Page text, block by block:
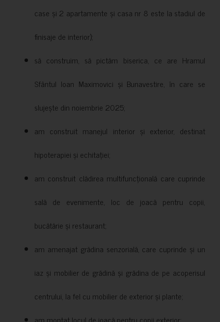
case și 2 apartamente și casa nr 8 este la stadiul de
finisaje de interior);
să construim, să pictăm biserica, ce are Hramul
Sfântul Ioan Maximovici și Bunavestire, în care se
slujește din noiembrie 2025;
am construit manejul interior și exterior, destinat
hipoterapiei și echitației;
am construit clădirea multifuncțională care cuprinde
sală de evenimente, loc de joacă pentru copii,
bucătărie și restaurant;
am amenajat grădina senzorială, care cuprinde și un
iaz și mobilier de grădină și grădina de pe acoperisul
centrului, la fel cu mobilier de exterior și plante;